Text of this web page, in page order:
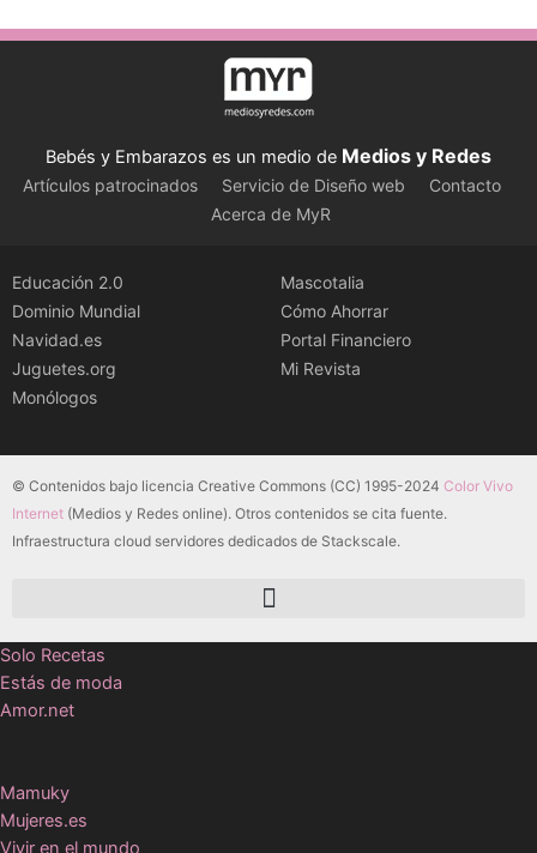
Bebés y Embarazos es un medio de Medios y Redes
Artículos patrocinados Servicio de Diseño web
Contacto
Acerca de MyR
Educación 2.0
Dominio Mundial
Navidad.es
Juguetes.org
Monólogos
Mascotalia
Cómo Ahorrar
Portal Financiero
Mi Revista
© Contenidos bajo licencia Creative Commons (CC) 1995-2024 Color Vivo
Internet (Medios y Redes online). Otros contenidos se cita fuente.
Infraestructura cloud servidores dedicados de Stackscale.
Solo Recetas
Estás de moda
Amor.net
Mamuky
Mujeres.es
Vivir en el mundo